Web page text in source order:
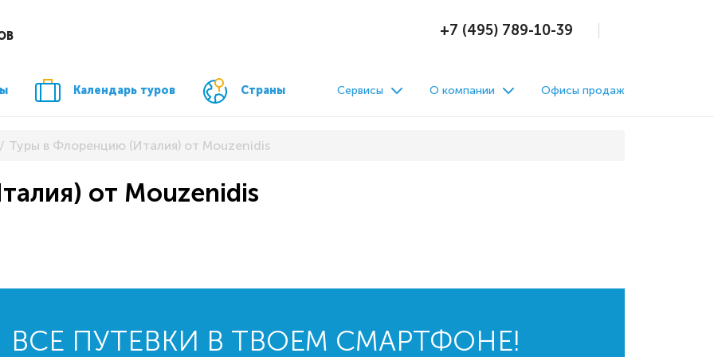
+7 (495) 789-10-39
Календарь туров Страны Сервисы О компании Офисы продаж
Туры в Флоренцию (Италия) от Mouzenidis
от Mouzenidis
ВСЕ ПУТЕВКИ В ТВОЕМ СМАРТФОНЕ!